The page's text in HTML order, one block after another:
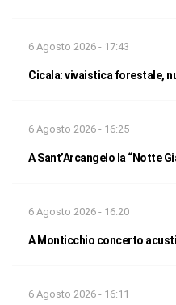
6 Agosto 2026 - 17:43
Cicala: vivaistica forestale,
6 Agosto 2026 - 16:25
A Sant’Arcangelo la “Notte
6 Agosto 2026 - 16:20
A Monticchio concerto
6 Agosto 2026 - 16:11